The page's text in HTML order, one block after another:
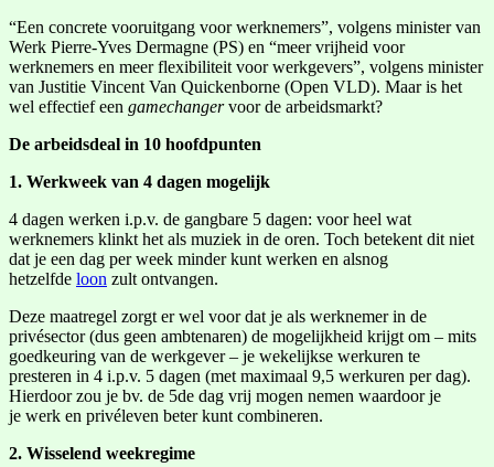
“Een concrete vooruitgang voor werknemers”, volgens minister van
Werk Pierre-Yves Dermagne (PS) en “meer vrijheid voor
werknemers en meer flexibiliteit voor werkgevers”, volgens minister
van Justitie Vincent Van Quickenborne (Open VLD). Maar is het
wel effectief een gamechangervoor de arbeidsmarkt?
De arbeidsdeal in 10 hoofdpunten
1. Werkweek van 4 dagen mogelijk
4 dagen werken i.p.v. de gangbare 5 dagen: voor heel wat
werknemers klinkt het als muziek in de oren. Toch betekent dit niet
dat je een dag per week minder kunt werken en alsnog
hetzelfde loon zult ontvangen.
Deze maatregel zorgt er wel voor dat je als werknemer in de
privésector (dus geen ambtenaren) de mogelijkheid krijgt om – mits
goedkeuring van de werkgever – je wekelijkse werkuren te
presteren in 4 i.p.v. 5 dagen (met maximaal 9,5 werkuren per dag).
Hierdoor zou je bv. de 5de dag vrij mogen nemen waardoor je
je werk en privéleven beter kunt combineren.
2. Wisselend weekregime